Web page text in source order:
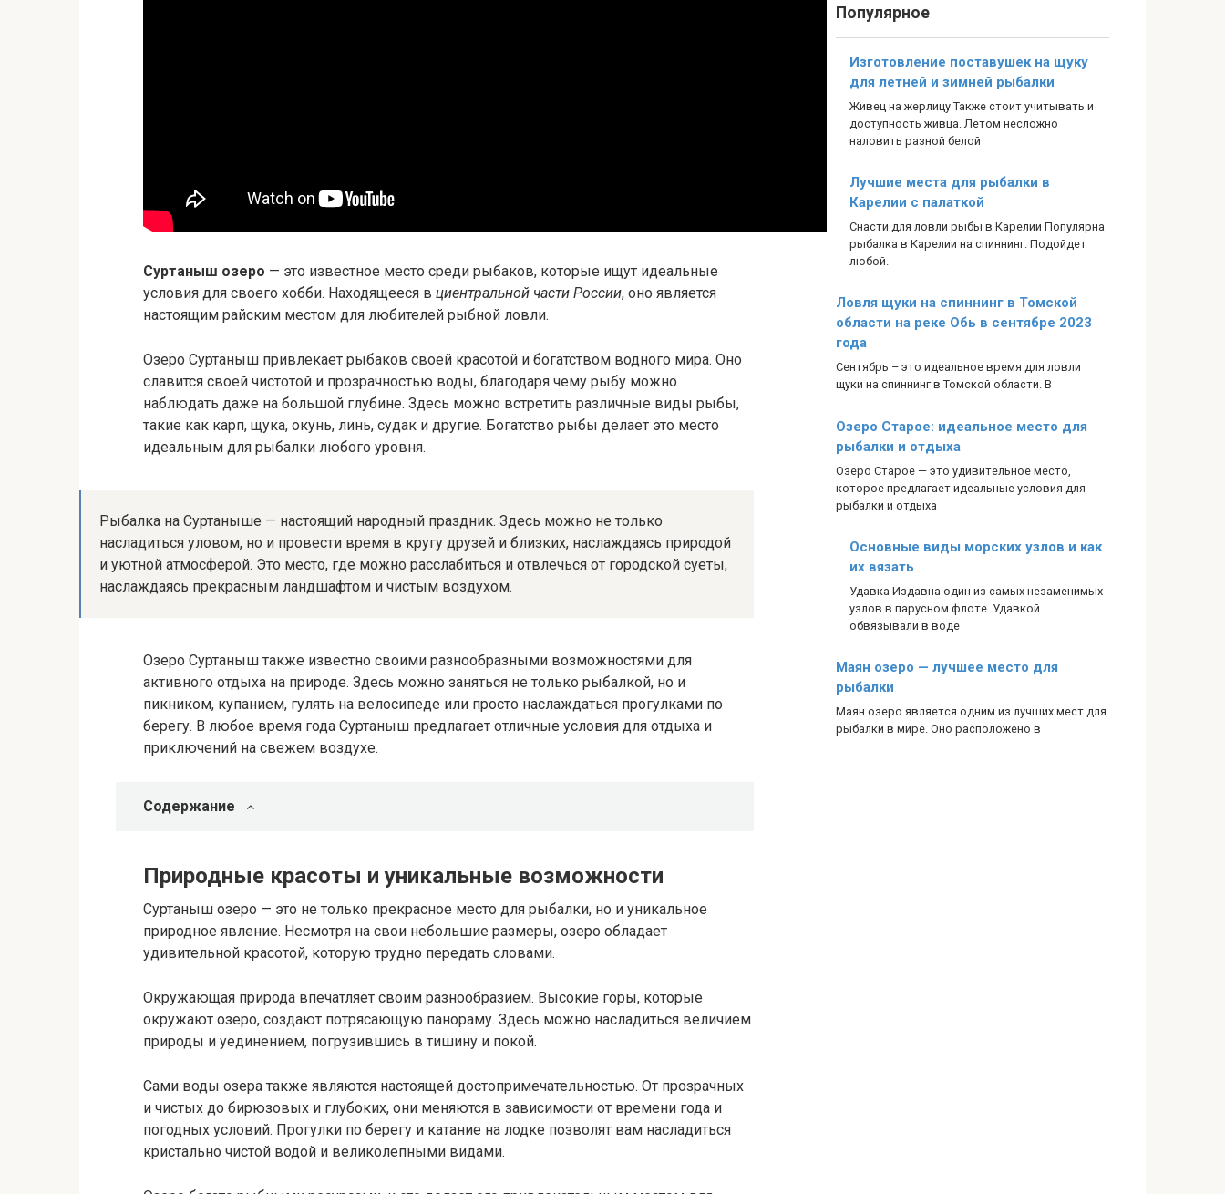
Суртаныш озеро — это известное место среди рыбаков, которые ищут идеальные
условия для своего хобби. Находящееся в циентральной части России, оно является
настоящим райским местом для любителей рыбной ловли.
Озеро Суртаныш привлекает рыбаков своей красотой и богатством водного мира. Оно
славится своей чистотой и прозрачностью воды, благодаря чему рыбу можно
наблюдать даже на большой глубине. Здесь можно встретить различные виды рыбы,
такие как карп, щука, окунь, линь, судак и другие. Богатство рыбы делает это место
идеальным для рыбалки любого уровня.
Рыбалка на Суртаныше — настоящий народный праздник. Здесь можно не только
насладиться уловом, но и провести время в кругу друзей и близких, наслаждаясь природой
и уютной атмосферой. Это место, где можно расслабиться и отвлечься от городской суеты,
наслаждаясь прекрасным ландшафтом и чистым воздухом.
Озеро Суртаныш также известно своими разнообразными возможностями для
активного отдыха на природе. Здесь можно заняться не только рыбалкой, но и
пикником, купанием, гулять на велосипеде или просто наслаждаться прогулками по
берегу. В любое время года Суртаныш предлагает отличные условия для отдыха и
приключений на свежем воздухе.
Содержание
Природные красоты и уникальные возможности
Суртаныш озеро — это не только прекрасное место для рыбалки, но и уникальное
природное явление. Несмотря на свои небольшие размеры, озеро обладает
удивительной красотой, которую трудно передать словами.
Окружающая природа впечатляет своим разнообразием. Высокие горы, которые
окружают озеро, создают потрясающую панораму. Здесь можно насладиться величием
природы и уединением, погрузившись в тишину и покой.
Сами воды озера также являются настоящей достопримечательностью. От прозрачных
и чистых до бирюзовых и глубоких, они меняются в зависимости от времени года и
погодных условий. Прогулки по берегу и катание на лодке позволят вам насладиться
кристально чистой водой и великолепными видами.
Популярное
Изготовление поставушек на щуку
для летней и зимней рыбалки
Живец на жерлицу Также стоит учитывать и
доступность живца. Летом несложно
наловить разной белой
Лучшие места для рыбалки в
Карелии с палаткой
Снасти для ловли рыбы в Карелии Популярна
рыбалка в Карелии на спиннинг. Подойдет
любой.
Ловля щуки на спиннинг в Томской
области на реке Обь в сентябре 2023
года
Сентябрь – это идеальное время для ловли
щуки на спиннинг в Томской области. В
Озеро Старое: идеальное место для
рыбалки и отдыха
Озеро Старое — это удивительное место,
которое предлагает идеальные условия для
рыбалки и отдыха
Основные виды морских узлов и как
их вязать
Удавка Издавна один из самых незаменимых
узлов в парусном флоте. Удавкой
обвязывали в воде
Маян озеро — лучшее место для
рыбалки
Маян озеро является одним из лучших мест для
рыбалки в мире. Оно расположено в